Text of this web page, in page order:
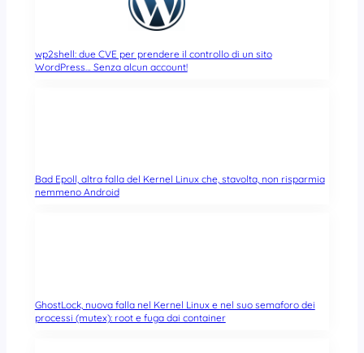
wp2shell: due CVE per prendere il controllo di un sito
WordPress… Senza alcun account!
Bad Epoll, altra falla del Kernel Linux che, stavolta, non risparmia
nemmeno Android
GhostLock, nuova falla nel Kernel Linux e nel suo semaforo dei
processi (mutex): root e fuga dai container